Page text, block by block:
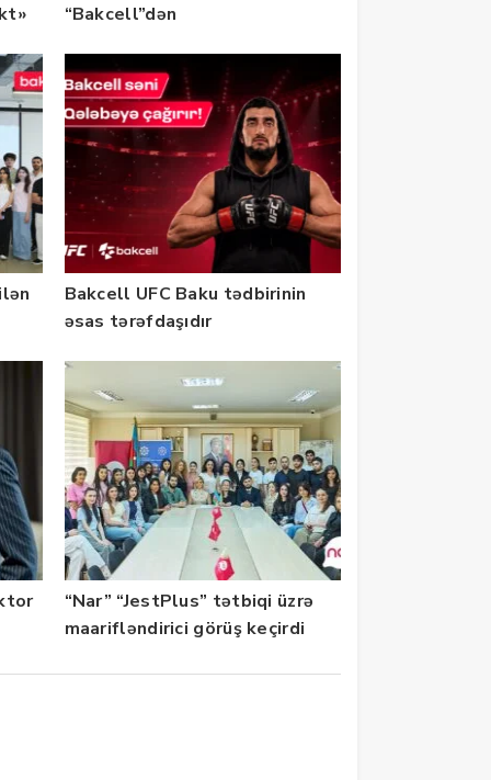
“Bakcell”dən
Bakcell UFC Baku tədbirinin
əsas tərəfdaşıdır
“Nar” “JestPlus” tətbiqi üzrə
maarifləndirici görüş keçirdi